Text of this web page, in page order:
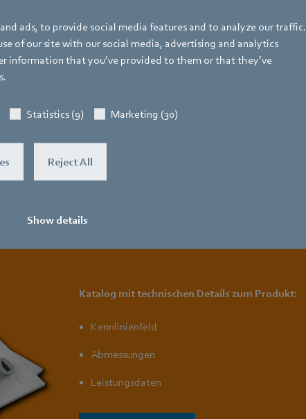
ads, to provide social media features and to analyze our traffic.
of our site with our social media, advertising and analytics
information that you’ve provided to them or that they’ve
Statistics (9) Marketing (30)
Reject All
Show details
Katalog mit technischen Details zum Produkt:
Kennlinienfeld
Abmessungen
Leistungsdaten